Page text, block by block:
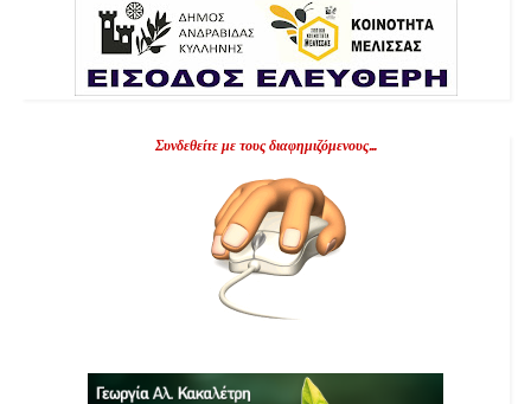
Συνδεθείτε με τους διαφημιζόμενους...